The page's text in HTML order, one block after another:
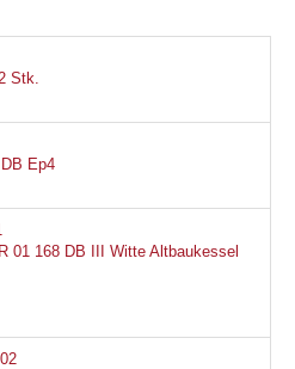
Stk.
Ep4
01 168 DB III Witte Altbaukessel